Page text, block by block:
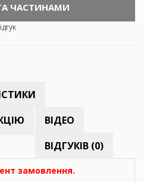
ЧАСТИНАМИ
ВІДЕО
ВІДГУКІВ (0)
замовлення.